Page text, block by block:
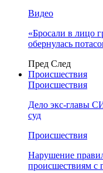
Видео
«Бросали в лицо
обернулась
Пред След
Происшествия
Происшествия
Дело экс-главы
суд
Происшествия
Нарушение
происшествиям с